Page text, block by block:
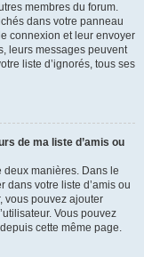
membres du forum.
dans votre panneau
connexion et leur envoyer
leurs messages peuvent
liste d’ignorés, tous ses
de ma liste d’amis ou
deux manières. Dans le
dans votre liste d’amis ou
vous pouvez ajouter
Vous pouvez
cette même page.